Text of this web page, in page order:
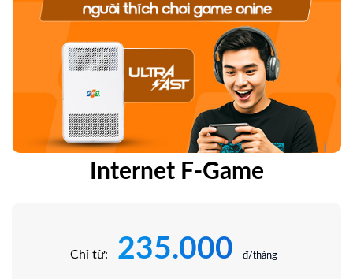
Internet F-Game
Chỉ từ: 235.000 đ/tháng